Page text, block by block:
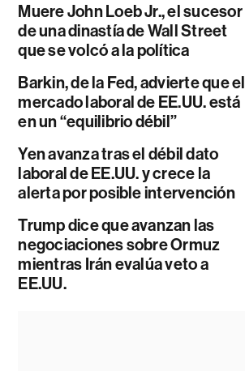
Muere John Loeb Jr., el sucesor
de una dinastía de Wall Street
que se volcó a la política
Barkin, de la Fed, advierte que el
mercado laboral de EE.UU. está
en un “equilibrio débil”
Yen avanza tras el débil dato
laboral de EE.UU. y crece la
alerta por posible intervención
Trump dice que avanzan las
negociaciones sobre Ormuz
mientras Irán evalúa veto a
EE.UU.